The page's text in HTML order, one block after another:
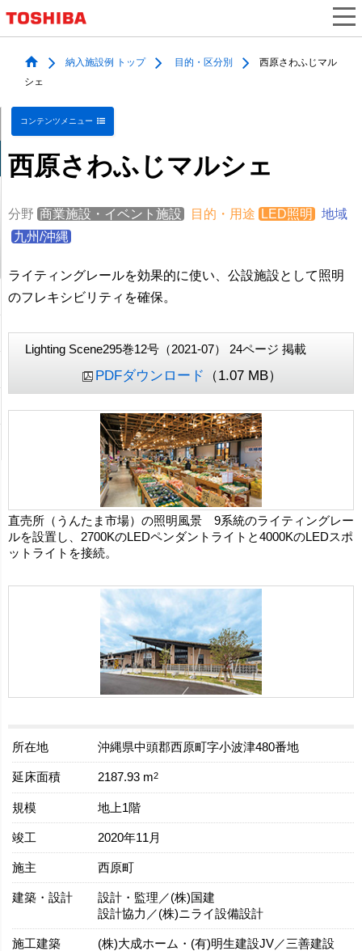
納入施設例 トップ 目的・区分別
西原さわふじマル
シェ
コンテンツメニュー
西原さわふじマルシェ
分野 商業施設・イベント施設 目的・用途 LED照明
地域
九州/沖縄
ライティングレールを効果的に使い、公設施設として照明
のフレキシビリティを確保。
Lighting Scene295巻12号（2021-07） 24ページ 掲載
PDFダウンロード （1.07 MB）
直売所（うんたま市場）の照明風景 9系統のライティングレー
ルを設置し、2700KのLEDペンダントライトと4000KのLEDスポ
ットライトを接続。
所在地 沖縄県中頭郡西原町字小波津480番地
延床面積 2187.93 m2
規模 地上1階
竣工 2020年11月
施主 西原町
建築・設計
設計・監理／(株)国建
設計協力／(株)ニライ設備設計
施工建築
(株)大成ホーム・(有)明生建設JV／三善建設